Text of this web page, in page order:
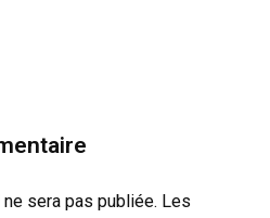
sera pas publiée. Les